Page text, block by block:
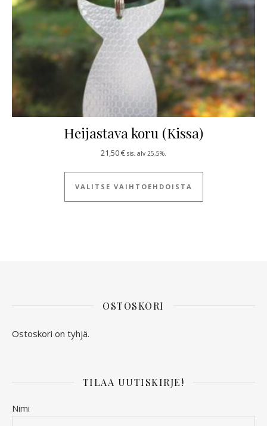
Heijastava koru (Kissa)
21,50€ sis. alv 25,5%.
VALITSE VAIHTOEHDOISTA
Tällä tuotteella
OSTOSKORI
Ostoskori on tyhjä.
TILAA UUTISKIRJE!
Nimi